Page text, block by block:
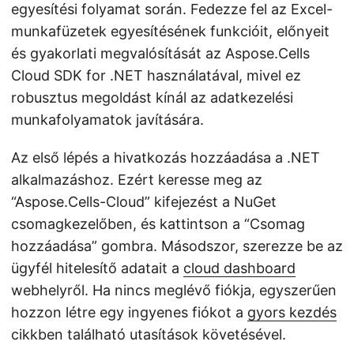
egyesítési folyamat során. Fedezze fel az Excel-
munkafüzetek egyesítésének funkcióit, előnyeit
és gyakorlati megvalósítását az Aspose.Cells
Cloud SDK for .NET használatával, mivel ez
robusztus megoldást kínál az adatkezelési
munkafolyamatok javítására.
Az első lépés a hivatkozás hozzáadása a .NET
alkalmazáshoz. Ezért keresse meg az
“Aspose.Cells-Cloud” kifejezést a NuGet
csomagkezelőben, és kattintson a “Csomag
hozzáadása” gombra. Másodszor, szerezze be az
ügyfél hitelesítő adatait a cloud dashboard
webhelyről. Ha nincs meglévő fiókja, egyszerűen
hozzon létre egy ingyenes fiókot a gyors kezdés
cikkben található utasítások követésével.